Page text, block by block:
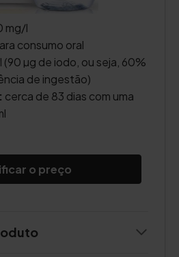
mg/l
consumo oral
(90 µg de iodo, ou seja, 60%
de ingestão)
cerca de 83 dias com uma
o preço